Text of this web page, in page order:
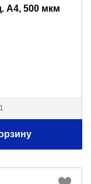
A4, 500 мкм